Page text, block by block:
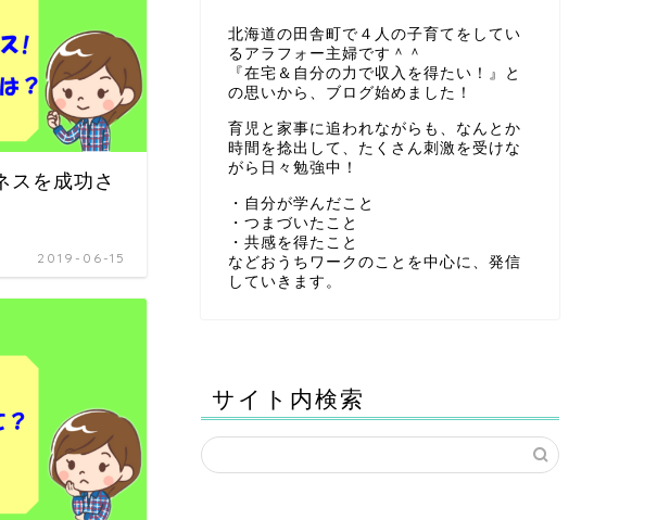
スを成功さ
2019-06-15
北海道の田舎町で４人の子育てをしてい
るアラフォー主婦です＾＾
『在宅＆自分の力で収入を得たい！』と
の思いから、ブログ始めました！
育児と家事に追われながらも、なんとか
時間を捻出して、たくさん刺激を受けな
がら日々勉強中！
・自分が学んだこと
・つまづいたこと
・共感を得たこと
などおうちワークのことを中心に、発信
していきます。
サイト内検索